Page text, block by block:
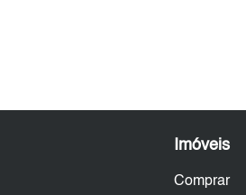
Imóveis
Comprar